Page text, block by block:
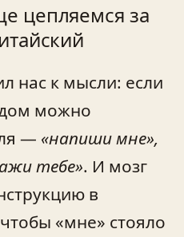
цепляемся за
нас к мысли: если
можно
— «напиши мне»,
тебе». И мозг
в
«мне» стояло